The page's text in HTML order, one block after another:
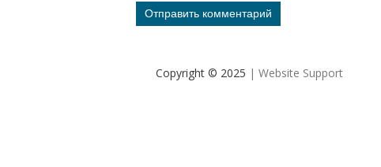
Copyright © 2025 | Website Support